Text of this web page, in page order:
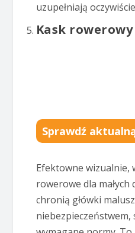
uzupełniają
Kask
Sprawdź
Efektowne wizualnie,
rowerowe dla małych
chronią główki
niebezpieczeństwem,